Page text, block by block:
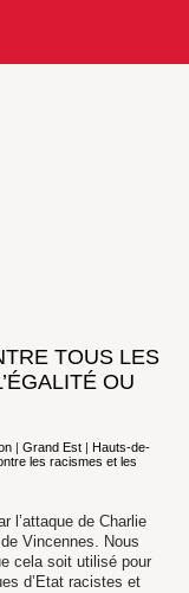
TOUS LES
OU
|Grand Est
Hauts-de-
les racismes et les
l’attaque de Charlie
Vincennes. Nous
cela soit utilisé pour
d’Etat racistes et